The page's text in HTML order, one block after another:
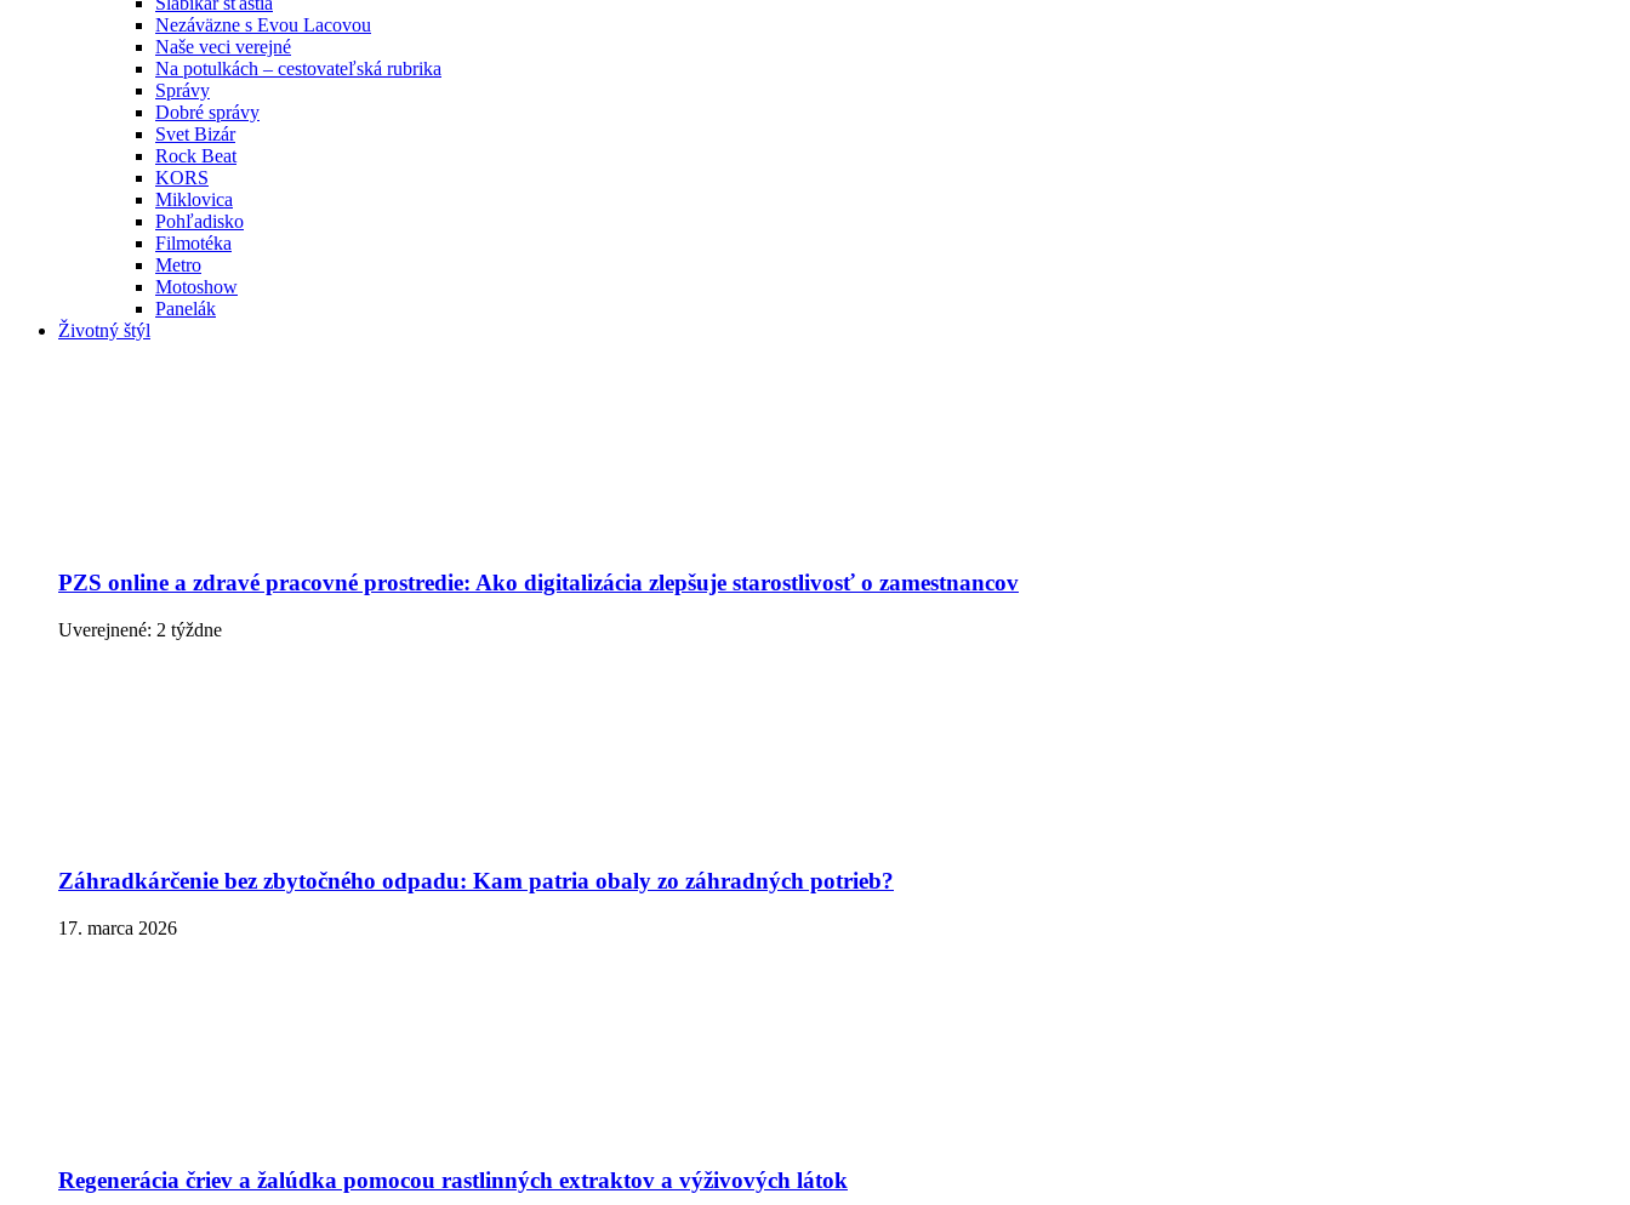
Nezáväzne s Evou Lacovou
Naše veci verejné
Na potulkách – cestovateľská rubrika
Správy
Dobré správy
Svet Bizár
Rock Beat
KORS
Miklovica
Pohľadisko
Filmotéka
Metro
Motoshow
Panelák
Životný štýl
PZS online a zdravé pracovné prostredie: Ako digitalizácia zlepšuje starostlivosť o zamestnancov
Uverejnené: 2 týždne
Záhradkárčenie bez zbytočného odpadu: Kam patria obaly zo záhradných potrieb?
17. marca 2026
Regenerácia čriev a žalúdka pomocou rastlinných extraktov a výživových látok